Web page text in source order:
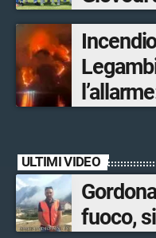
Lecco
ULTIMI VIDEO
fuoco,